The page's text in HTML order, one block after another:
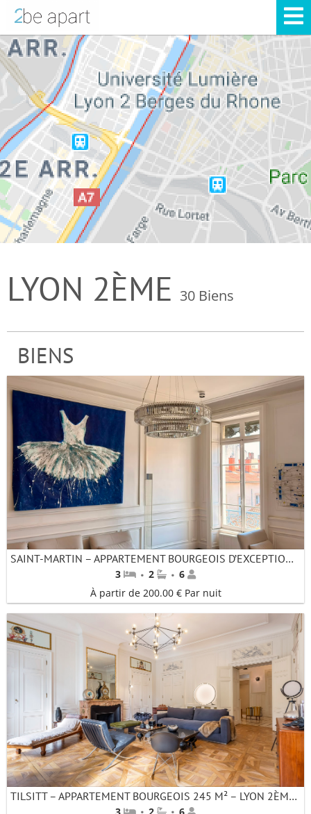
LYON 2ÈME 30 Biens
BIENS
SAINT-MARTIN – APPARTEMENT BOURGEOIS D’EXCEPTION AVEC VUE SUR LES COLLINES DE FOURVIÈRE – LYON 2
3 · 2 · 6
À partir de 200.00 € Par nuit
TILSITT – APPARTEMENT BOURGEOIS 245 M² – LYON 2ÈME – QUAI DE SAÔNE
3 2
6